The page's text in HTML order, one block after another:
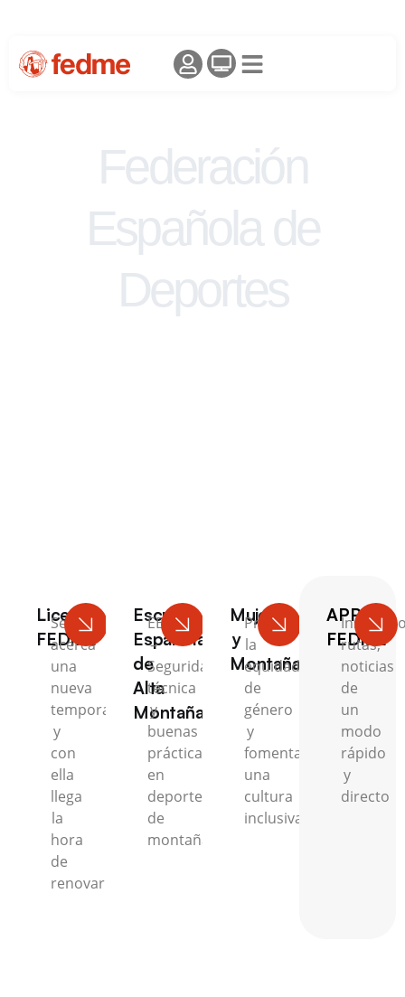
Federación
Española de
Deportes
Licencia
FEDME
Se
acerca
una
nueva
temporada
y
con
ella
llega
la
hora
de
renovar.
Escuela
Española
de
Alta
Montaña
EEAM
–
Seguridad,
técnica
y
buenas
prácticas
en
deportes
de
montaña.
Mujer
y
Montaña
Promovemos
la
equidad
de
género
y
fomentamos
una
cultura
inclusiva.
APP
FEDME
rutas,
noticias
de
un
modo
rápido
y
directo